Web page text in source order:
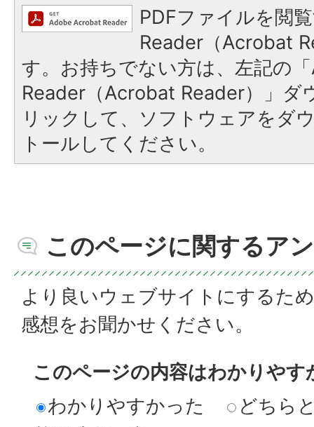
PDFファイルを閲
Reader（Acrobat
す。お持ちでない方は、左記の
Reader（Acrobat Reader）」ダ
リックして、ソフトウェアをダ
トールしてください。
このページに関するア
より良いウェブサイトにするた
感想をお聞かせください。
このページの内容はわかりやす
わかりやすかった
どちら